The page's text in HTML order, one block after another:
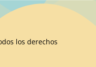
los derechos